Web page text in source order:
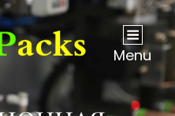
Menu